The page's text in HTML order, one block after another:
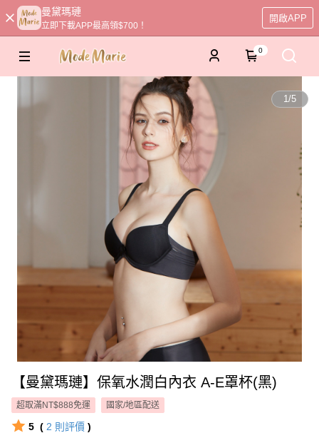
曼黛瑪璉
立即下載APP最高領$700！
開啟APP
0
1/5
【曼黛瑪璉】保氧水潤白內衣 A-E罩杯(黑)
超取滿NT$888免運 國家/地區配送
5 ( 2 則評價 )